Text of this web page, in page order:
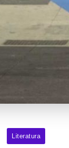
Literatura